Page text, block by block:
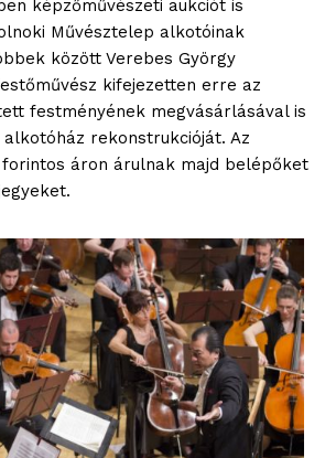
képzőművészeti aukciót is
Művésztelep alkotóinak
között Verebes György
kifejezetten erre az
festményének megvásárlásával is
rekonstrukcióját. Az
forintos áron árulnak majd belépőket